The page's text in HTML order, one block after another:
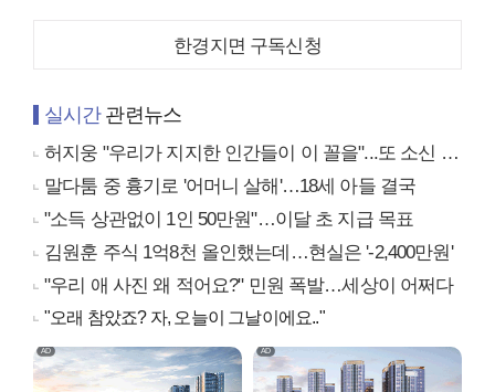
한경지면 구독신청
실시간관련뉴스
허지웅 "우리가 지지한 인간들이 이 꼴을"...또 소신 발언
말다툼 중 흉기로 '어머니 살해'…18세 아들 결국
"소득 상관없이 1인 50만원"…이달 초 지급 목표
김원훈 주식 1억8천 올인했는데…현실은 '-2,400만원'
"우리 애 사진 왜 적어요?" 민원 폭발…세상이 어쩌다
"오래 참았죠? 자, 오늘이 그날이에요.."